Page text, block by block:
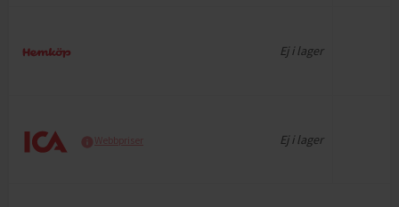
Ej i lager
Webbpriser Ej i lager